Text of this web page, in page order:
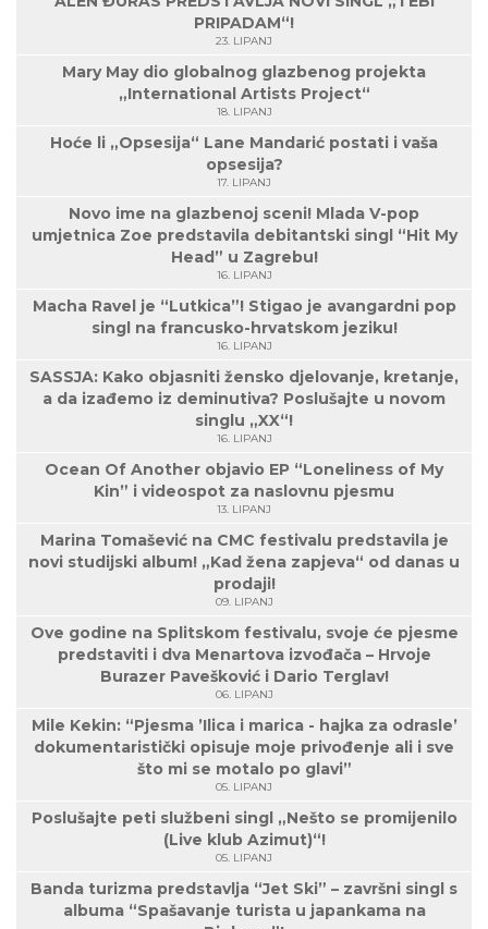
PRIPADAM“!
23. LIPANJ
Mary May dio globalnog glazbenog projekta
„International Artists Project“
18. LIPANJ
Hoće li „Opsesija“ Lane Mandarić postati i vaša
opsesija?
17. LIPANJ
Novo ime na glazbenoj sceni! Mlada V-pop
umjetnica Zoe predstavila debitantski singl “Hit My
Head” u Zagrebu!
16. LIPANJ
Macha Ravel je “Lutkica”! Stigao je avangardni pop
singl na francusko-hrvatskom jeziku!
16. LIPANJ
SASSJA: Kako objasniti žensko djelovanje, kretanje,
a da izađemo iz deminutiva? Poslušajte u novom
singlu „XX“!
16. LIPANJ
Ocean Of Another objavio EP “Loneliness of My
Kin” i videospot za naslovnu pjesmu
13. LIPANJ
Marina Tomašević na CMC festivalu predstavila je
novi studijski album! „Kad žena zapjeva“ od danas u
prodaji!
09. LIPANJ
Ove godine na Splitskom festivalu, svoje će pjesme
predstaviti i dva Menartova izvođača – Hrvoje
Burazer Pavešković i Dario Terglav!
06. LIPANJ
Mile Kekin: “Pjesma ’Ilica i marica - hajka za odrasle’
dokumentaristički opisuje moje privođenje ali i sve
što mi se motalo po glavi”
05. LIPANJ
Poslušajte peti službeni singl „Nešto se promijenilo
(Live klub Azimut)“!
05. LIPANJ
Banda turizma predstavlja “Jet Ski” – završni singl s
albuma “Spašavanje turista u japankama na